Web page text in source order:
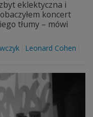
eklektyczna i
koncert
tłumy – mówi
Leonard Cohen